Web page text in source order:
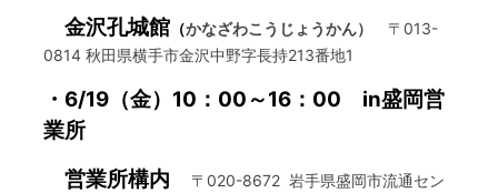
金沢孔城館 （かなざわこうじょうかん） 〒013-
0814 秋田県横手市金沢中野字長持213番地1
・6/19（金）10：00～16：00 in盛岡営
業所
営業所構内
〒020-8672 岩手県盛岡市流通セン